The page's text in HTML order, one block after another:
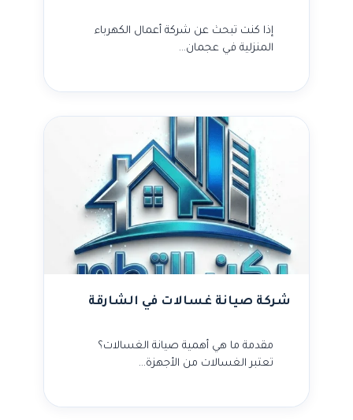
إذا كنت تبحث عن شركة أعمال الكهرباء
المنزلية في عجمان…
شركة صيانة غسالات في الشارقة
مقدمة ما هي أهمية صيانة الغسالات؟
تعتبر الغسالات من الأجهزة…